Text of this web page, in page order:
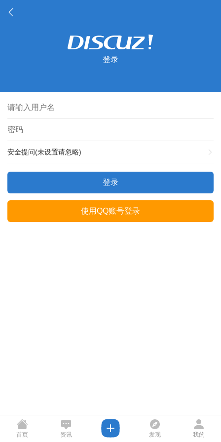
登录
安全提问(未设置请忽略)
登录
使用QQ账号登录
首页 资讯 发现 我的